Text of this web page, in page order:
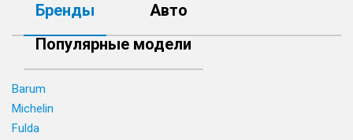
Бренды
Авто
Популярные модели
Barum
Michelin
Fulda